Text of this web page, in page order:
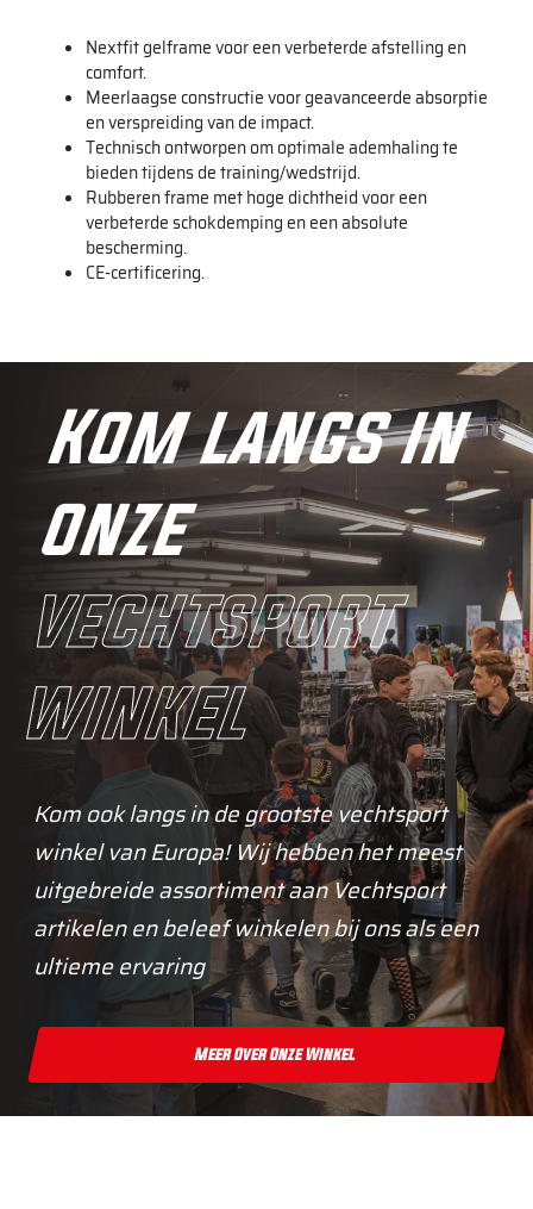
Nextfit gelframe voor een verbeterde afstelling en
comfort.
Meerlaagse constructie voor geavanceerde absorptie
en verspreiding van de impact.
Technisch ontworpen om optimale ademhaling te
bieden tijdens de training/wedstrijd.
Rubberen frame met hoge dichtheid voor een
verbeterde schokdemping en een absolute
bescherming.
CE-certificering.
Kom langs in
onze
vechtsport
winkel
Kom ook langs in de grootste vechtsport
winkel van Europa! Wij hebben het meest
uitgebreide assortiment aan Vechtsport
artikelen en beleef winkelen bij ons als een
ultieme ervaring
Meer Over Onze Winkel